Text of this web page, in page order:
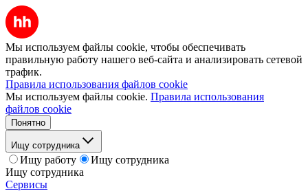
Мы используем файлы cookie, чтобы обеспечивать
правильную работу нашего веб-сайта и анализировать сетевой
трафик.
Правила использования файлов cookie
Мы используем файлы cookie. Правила использования
файлов cookie
Понятно
Ищу сотрудника
Ищу работу
Ищу сотрудника
Ищу сотрудника
Сервисы